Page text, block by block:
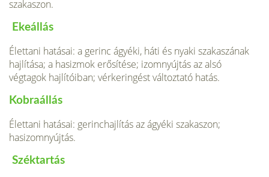
szakaszon.
Ekeállás
Élettani hatásai: a gerinc ágyéki, háti és nyaki szakaszának
hajlítása; a hasizmok erősítése; izomnyújtás az alsó
végtagok hajlítóiban; vérkeringést változtató hatás.
Kobraállás
Élettani hatásai: gerinchajlítás az ágyéki szakaszon;
hasizomnyújtás.
Széktartás